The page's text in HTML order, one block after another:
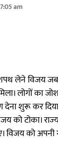
am
लेने विजय
लोगों का
शुरू कर
को टोका।
विजय को